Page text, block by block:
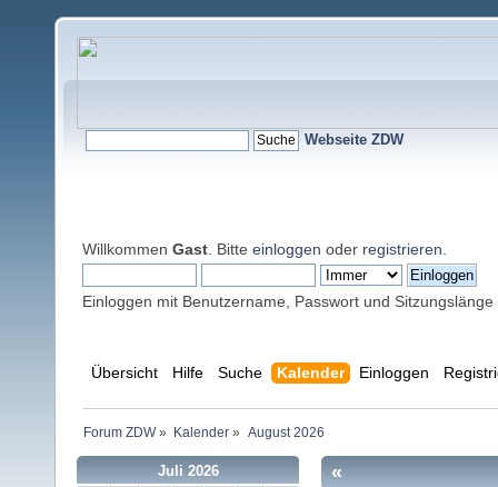
Webseite ZDW
Willkommen Gast . Bitte einloggen oder registrieren
Einloggen mit Benutzername, Passwort und Sitzungslänge
Übersicht Hilfe Suche Kalender Einloggen
Forum ZDW» Kalender » August 2026
Juli 2026 «